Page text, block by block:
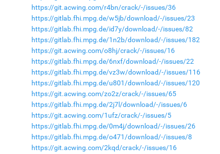
https://git.acwing.com/r4bn/crack/-/issues/36
https://gitlab.fhi.mpg.de/w5jb/download/-/issues/23
https://gitlab.fhi.mpg.de/id7y/download/-/issues/82
https://gitlab.fhi.mpg.de/1n2b/download/-/issues/182
https://git.acwing.com/o8hj/crack/-/issues/16
https://gitlab.fhi.mpg.de/6nxf/download/-/issues/22
https://gitlab.fhi.mpg.de/vz3w/download/-/issues/116
https://gitlab.fhi.mpg.de/u801/download/-/issues/120
https://git.acwing.com/zo2z/crack/-/issues/65
https://gitlab.fhi.mpg.de/2j7l/download/-/issues/6
https://git.acwing.com/1ufz/crack/-/issues/5
https://gitlab.fhi.mpg.de/0m4j/download/-/issues/26
https://gitlab.fhi.mpg.de/o471/download/-/issues/8
https://git.acwing.com/2kqd/crack/-/issues/16